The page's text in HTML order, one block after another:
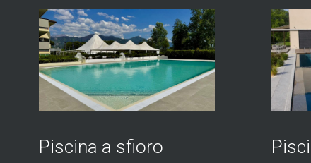
Piscina a sfioro